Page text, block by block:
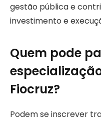
gestão pública e
investimento e
Quem pode
Fiocruz?
Podem se inscrever